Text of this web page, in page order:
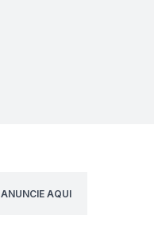
ANUNCIE AQUI